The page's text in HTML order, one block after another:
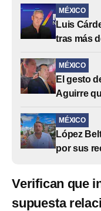
MÉXICO
Luis
tras más
MÉXICO
El gesto
Aguirre
MÉXICO
López
por sus
Verifican que
supuesta